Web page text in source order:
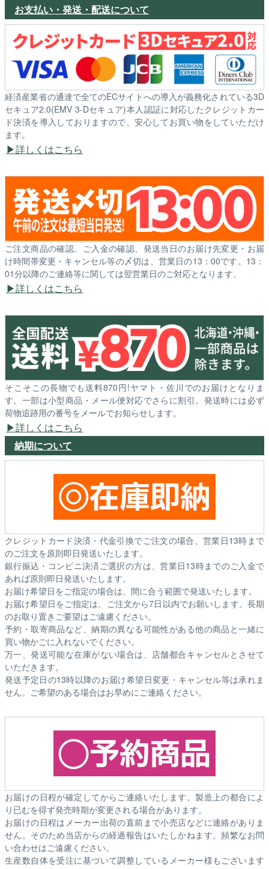
お支払い・発送・配送について
経済産業省の通達で全てのECサイトへの導入が義務化されている3D
セキュア2.0(EMV 3-Dセキュア)本人認証に対応したクレジットカー
ド決済を導入しておりますので、安心してお買い物をしていただけ
ます。
詳しくはこちら
ご注文商品の確認、ご入金の確認、発送当日のお届け先変更・お届
け時間帯変更・キャンセル等の〆切は、営業日の13：00です。13：
01分以降のご連絡等に関しては翌営業日のご対応となります。
詳しくはこちら
そこそこの長物でも送料870円!ヤマト・佐川でのお届けとなりま
す。一部は小型商品・メール便対応でさらに割引。発送時には必ず
荷物追跡用の番号をメールでお知らせします。
詳しくはこちら
納期について
クレジットカード決済・代金引換でご注文の場合、営業日13時まで
のご注文を原則即日発送いたします。
銀行振込・コンビニ決済ご選択の方は、営業日13時までのご入金で
あれば原則即日発送いたします。
お届け希望日をご指定の場合は、間に合う範囲で発送いたします。
お届け希望日をご指定は、ご注文から7日以内でお願いします。長期
のお取り置きご要望はご遠慮ください。
予約・取寄商品など、納期の異なる可能性がある他の商品と一緒に
買い物かごに入れないでください。
万一、発送可能な在庫がない場合は、店舗都合キャンセルとさせて
いただきます。
発送予定日の13時以降のお届け希望日変更・キャンセル等は承れま
せん。ご希望のある場合はお早めにご連絡ください。
お届けの日程が確定してからご連絡いたします。製造上の都合によ
り已むを得ず発売時期が変更される場合があります。
お届けの日程はメーカー出荷の直前まで小売店などに連絡がありま
せん。そのため当店からの経過報告はいたしかねます。頻繁なお問
い合わせはご遠慮ください。
生産数自体を受注に基づいて調整しているメーカー様もございます